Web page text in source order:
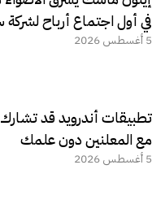
في أول اجتماع أرباح
5 أغسطس 2026
تطبيقات أندرويد قد
مع المعلنين دون علمك
5 أغسطس 2026